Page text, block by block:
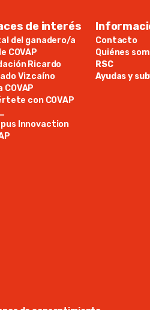
de interés
del ganadero/a
COVAP
Ricardo
Vizcaíno
COVAP
con COVAP
Innovaction
Contacto
Quiénes
RSC
Ayudas y